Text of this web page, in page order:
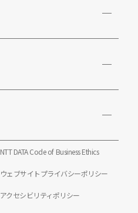
NTT DATA Code of Business Ethics
ウェブサイトプライバシーポリシー
アクセシビリティポリシー